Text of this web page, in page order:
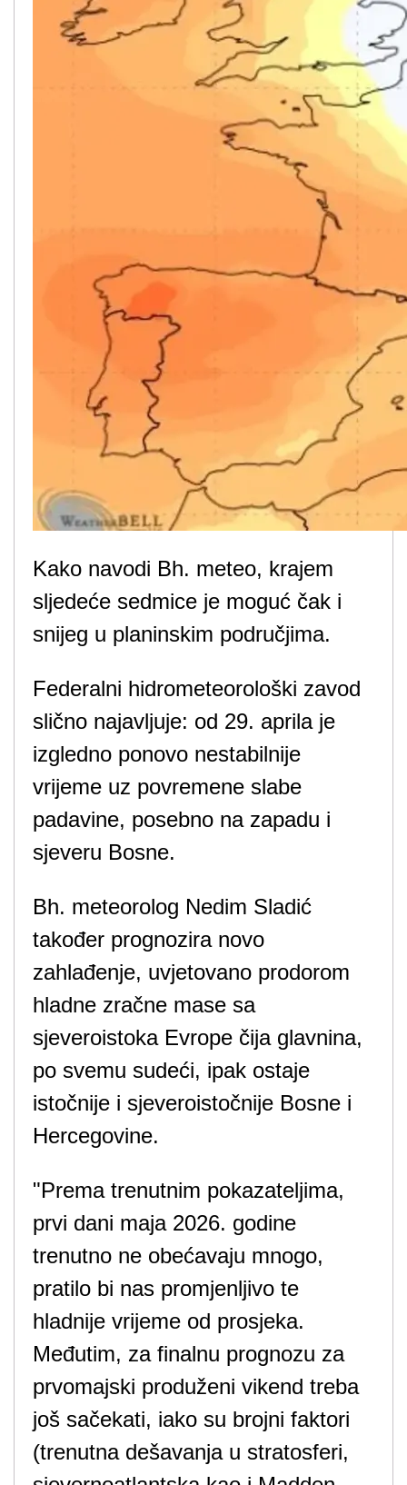
Kako navodi Bh. meteo, krajem
sljedeće sedmice je moguć čak i
snijeg u planinskim područjima.
Federalni hidrometeorološki zavod
slično najavljuje: od 29. aprila je
izgledno ponovo nestabilnije
vrijeme uz povremene slabe
padavine, posebno na zapadu i
sjeveru Bosne.
Bh. meteorolog Nedim Sladić
također prognozira novo
zahlađenje, uvjetovano prodorom
hladne zračne mase sa
sjeveroistoka Evrope čija glavnina,
po svemu sudeći, ipak ostaje
istočnije i sjeveroistočnije Bosne i
Hercegovine.
"Prema trenutnim pokazateljima,
prvi dani maja 2026. godine
trenutno ne obećavaju mnogo,
pratilo bi nas promjenljivo te
hladnije vrijeme od prosjeka.
Međutim, za finalnu prognozu za
prvomajski produženi vikend treba
još sačekati, iako su brojni faktori
(trenutna dešavanja u stratosferi,